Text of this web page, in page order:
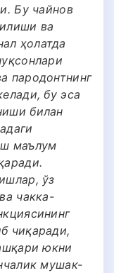
Бу чайнов
ва
ҳолатда
пародонтнинг
бу эса
билан
маълум
ўз
чакка-
чиқаради,
юкни
мушак-